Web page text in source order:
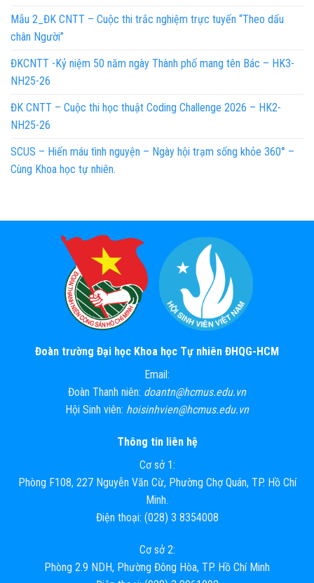
Mẫu 2_ĐK CNTT – Cuộc thi trắc nghiệm trực tuyến “Theo dấu
chân Người”
ĐKCNTT -Kỷ niệm 50 năm ngày Thành phố mang tên Bác – HK3-
NH25-26
ĐK CNTT – Cuộc thi học thuật Coding Challenge 2026 – HK2-
NH25-26
SCUS – Hiến máu tình nguyện – Ngày hội trạm sống khỏe 360° –
Cùng Khoa học tự nhiên.
Đoàn trường Đại học Khoa học Tự nhiên ĐHQG-HCM
Email:
Đoàn Thanh niên: doantn@hcmus.edu.vn
Hội Sinh viên: hoisinhvien@hcmus.edu.vn
Thông tin liên hệ
Cơ sở 1:
Phòng F108, 227 Nguyễn Văn Cừ, Phường Chợ Quán, TP. Hồ Chí
Minh.
Điện thoại: (028) 3 8354008
Cơ sở 2:
Phòng 2.9 NDH, Phường Đông Hòa, TP. Hồ Chí Minh